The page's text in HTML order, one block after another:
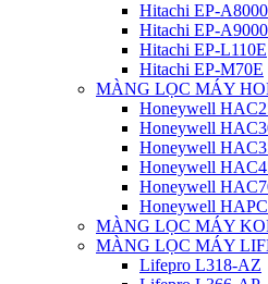
Hitachi EP-A8000
Hitachi EP-A9000
Hitachi EP-L110E
Hitachi EP-M70E
MÀNG LỌC MÁY
Honeywell
Honeywell
Honeywell
Honeywell
Honeywell
Honeywell
MÀNG LỌC MÁY
MÀNG LỌC MÁY
Lifepro L318-AZ